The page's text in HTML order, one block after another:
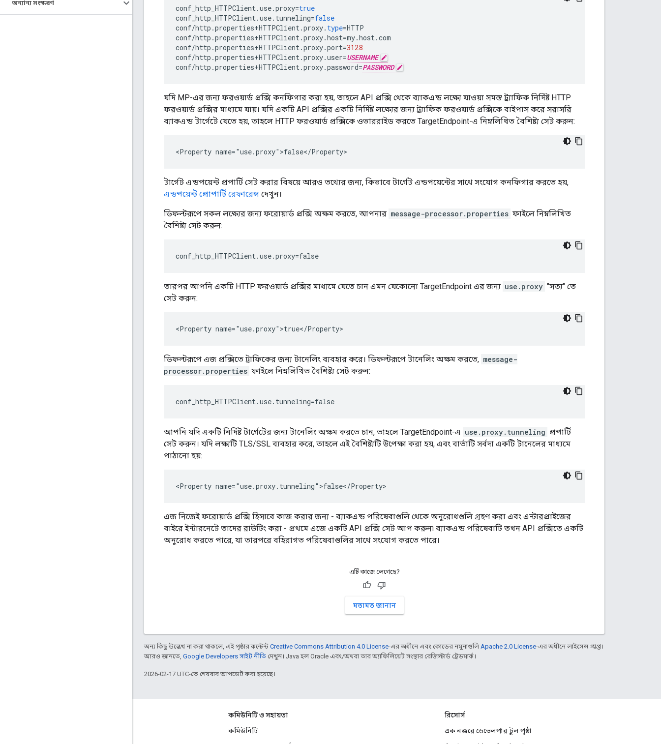
অন্যান্য সংস্করণ
conf_http_HTTPClient.use.proxy=true
conf_http_HTTPClient.use. tunneling=false
conf/http .properties+HTTPClient.proxy. type=HTTP
conf/http .properties+HTTPClient.proxy.host=my.host.com
conf/http .properties+HTTPClient.proxy.port=3128
conf/http .properties+HTTPClient.proxy.user=USERNAME
conf/http .properties+HTTPClient.proxy.password=PASSWORD
যদি MP-এর জন্য ফরওয়ার্ড প্রক্সি কনফিগার করা হয়, তাহলে API প্রক্সি থেকে ব্যাকএন্ড লক্ষ্যে যাওয়া সমস্ত ট্র্যাফিক নির্দিষ্ট HTTP
ফরওয়ার্ড প্রক্সির মাধ্যমে যায়। যদি একটি API প্রক্সির একটি নির্দিষ্ট লক্ষ্যের জন্য ট্র্যাফিক ফরওয়ার্ড প্রক্সিকে বাইপাস করে সরাসরি
ব্যাকএন্ড টার্গেটে যেতে হয়, তাহলে HTTP ফরওয়ার্ড প্রক্সিকে ওভাররাইড করতে TargetEndpoint-এ নিম্নলিখিত বৈশিষ্ট্য সেট করুন:
<Property name="use.proxy">false</Property>
টার্গেট এন্ডপয়েন্ট প্রপার্টি সেট করার বিষয়ে আরও তথ্যের জন্য, কিভাবে টার্গেট এন্ডপয়েন্টের সাথে সংযোগ কনফিগার করতে হয়,
এন্ডপয়েন্ট প্রোপার্টি রেফারেন্স দেখুন।
ডিফল্টরূপে সকল লক্ষ্যের জন্য ফরোয়ার্ড প্রক্সি অক্ষম করতে, আপনার message-processor.properties ফাইলে নিম্নলিখিত
বৈশিষ্ট্য সেট করুন:
conf_http_HTTPClient.use.proxy=false
তারপর আপনি একটি HTTP ফরওয়ার্ড প্রক্সির মাধ্যমে যেতে চান এমন যেকোনো TargetEndpoint এর জন্য use.proxy "সত্য" তে
সেট করুন:
<Property name="use.proxy">true</Property>
ডিফল্টরূপে এজ প্রক্সিতে ট্রাফিকের জন্য টানেলিং ব্যবহার করে। ডিফল্টরূপে টানেলিং অক্ষম করতে, message-
processor.properties ফাইলে নিম্নলিখিত বৈশিষ্ট্য সেট করুন:
conf_http_HTTPClient.use.tunneling=false
আপনি যদি একটি নির্দিষ্ট টার্গেটের জন্য টানেলিং অক্ষম করতে চান, তাহলে TargetEndpoint-এ use.proxy.tunneling প্রপার্টি
সেট করুন। যদি লক্ষ্যটি TLS/SSL ব্যবহার করে, তাহলে এই বৈশিষ্ট্যটি উপেক্ষা করা হয়, এবং বার্তাটি সর্বদা একটি টানেলের মাধ্যমে
পাঠানো হয়:
<Property name="use.proxy.tunneling">false</Property>
এজ নিজেই ফরোয়ার্ড প্রক্সি হিসাবে কাজ করার জন্য - ব্যাকএন্ড পরিষেবাগুলি থেকে অনুরোধগুলি গ্রহণ করা এবং এন্টারপ্রাইজের
বাইরে ইন্টারনেটে তাদের রাউটিং করা - প্রথমে এজে একটি API প্রক্সি সেট আপ করুন৷ ব্যাকএন্ড পরিষেবাটি তখন API প্রক্সিতে একটি
অনুরোধ করতে পারে, যা তারপরে বহিরাগত পরিষেবাগুলির সাথে সংযোগ করতে পারে।
এটি কাজে লেগেছে?
মতামত জানান
অন্য কিছু উল্লেখ না করা থাকলে, এই পৃষ্ঠার কন্টেন্ট Creative Commons Attribution 4.0 License-এর অধীনে এবং কোডের নমুনাগুলিApache 2.0 License-এর অধীনে লাইসেন্স প্রাপ্ত।
আরও জানতে, Google Developers সাইট নীতি দেখুন। Java হল Oracle এবং/অথবা তার অ্যাফিলিয়েট সংস্থার রেজিস্টার্ড ট্রেডমার্ক।
2026-02-17 UTC-তে শেষবার আপডেট করা হয়েছে।
কমিউনিটি ও সহায়তা
কমিউনিটি
রিসোর্স
এক নজরে ডেভেলপার টুল পৃষ্ঠা